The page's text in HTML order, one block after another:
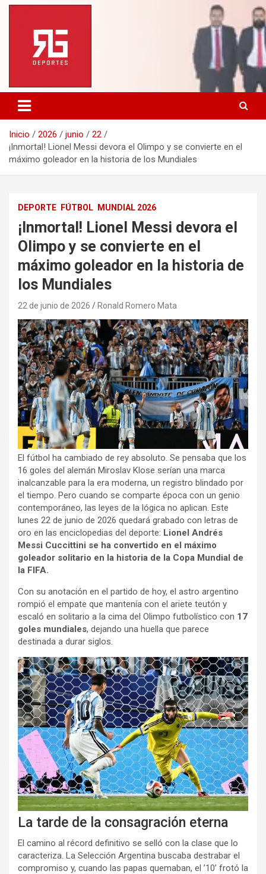
Saltar
contenido
Inicio 2026 junio
22
¡Inmortal! Lionel Messi devora el Olimpo y se convierte en el
máximo goleador en la historia de los Mundiales
DEPORTE FÚTBOL MUNDIAL 2026
¡Inmortal! Lionel Messi devora el
Olimpo y se convierte en el
máximo goleador en la historia de
los Mundiales
22 de junio de 2026 Ronald Romero Mata
El fútbol ha cambiado de rey absoluto. Se pensaba que los
16 goles del alemán Miroslav Klose serían una marca
inalcanzable para la era moderna, un registro blindado por
el tiempo. Pero cuando se comparte época con un genio
contemporáneo, las leyes de la lógica no aplican. Este
lunes 22 de junio de 2026 quedará grabado con letras de
oro en las enciclopedias del deporte: Lionel Andrés
Messi Cuccittini se ha convertido en el máximo
goleador solitario en la historia de la Copa Mundial de
la FIFA.
Con su anotación en el partido de hoy, el astro argentino
rompió el empate que mantenía con el ariete teutón y
escaló en solitario a la cima del Olimpo futbolístico con 17
goles mundiales, dejando una huella que parece
destinada a durar siglos.
La tarde de la consagración eterna
El camino al récord definitivo se selló con la clase que lo
caracteriza. La Selección Argentina buscaba destrabar el
compromiso y, cuando las papas quemaban, el ’10’ frotó la